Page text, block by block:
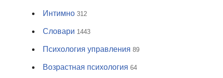
Интимно 312
Словари 1443
Психология управления 89
Возрастная психология 64